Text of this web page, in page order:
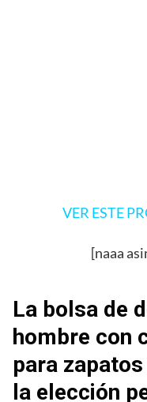
VER ESTE
[naaa
La bolsa de
hombre con
para
la elección